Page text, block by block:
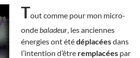
Tout comme pour mon micro-
onde baladeur , les anciennes
énergies ont étédéplacéesdans
l’intention d’être remplacées par